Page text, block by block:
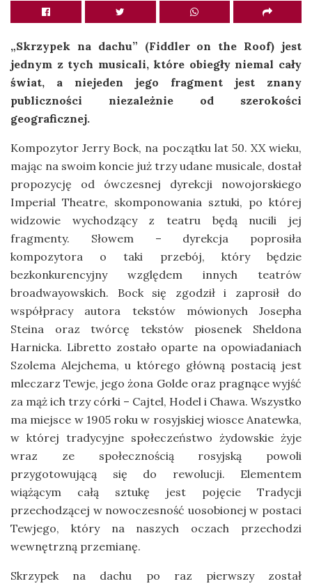
„Skrzypek na dachu” (Fiddler on the Roof) jest
jednym z tych musicali, które obiegły niemal cały
świat, a niejeden jego fragment jest znany
publiczności niezależnie od szerokości
geograficznej.
Kompozytor Jerry Bock, na początku lat 50. XX wieku,
mając na swoim koncie już trzy udane musicale, dostał
propozycję od ówczesnej dyrekcji nowojorskiego
Imperial Theatre, skomponowania sztuki, po której
widzowie wychodzący z teatru będą nucili jej
fragmenty. Słowem – dyrekcja poprosiła
kompozytora o taki przebój, który będzie
bezkonkurencyjny względem innych teatrów
broadwayowskich. Bock się zgodził i zaprosił do
współpracy autora tekstów mówionych Josepha
Steina oraz twórcę tekstów piosenek Sheldona
Harnicka. Libretto zostało oparte na opowiadaniach
Szolema Alejchema, u którego główną postacią jest
mleczarz Tewje, jego żona Golde oraz pragnące wyjść
za mąż ich trzy córki – Cajtel, Hodel i Chawa. Wszystko
ma miejsce w 1905 roku w rosyjskiej wiosce Anatewka,
w której tradycyjne społeczeństwo żydowskie żyje
wraz ze społecznością rosyjską powoli
przygotowującą się do rewolucji. Elementem
wiążącym całą sztukę jest pojęcie Tradycji
przechodzącej w nowoczesność uosobionej w postaci
Tewjego, który na naszych oczach przechodzi
wewnętrzną przemianę.
Skrzypek na dachu po raz pierwszy został